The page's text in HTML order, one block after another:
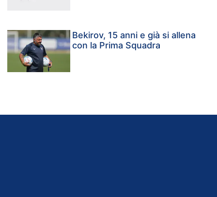
Bekirov, 15 anni e già si allena
con la Prima Squadra